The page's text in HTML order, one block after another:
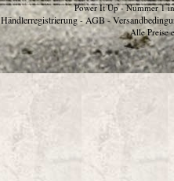
Power It Up - Nummer 1
Händlerregistrierung - AGB -
Alle Preise